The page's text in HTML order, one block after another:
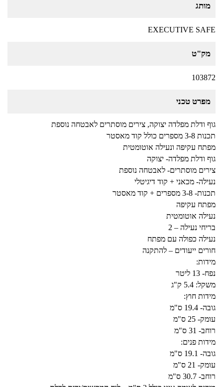
מותג
EXECUTIVE SAFE
מק"ט
103872
מפרט טכני
גוף ודלת מפלדה יצוקה, צירים מוסתרים לאבטחה נוספת
תכנות 3-8 מספרים כולל קוד מאסטר
מפתח עקיפה ונעילה אוטומטית
גוף ודלת מפלדה- יצוקה
צירים מוסתרים- לאבטחה נוספת
נעילה- מכאני + קוד דיגיטלי
תכנות- 3-8 מספרים + קוד מאסטר
מפתח עקיפה
נעילה אוטומטית
בריחי נעילה – 2
נעילה כפולה עם מפתח
חורים ייעודים – להתקנה
מידות:
נפח- 13 ליטר
משקל: 5.4 ק"ג
מידות חוץ:
גובה- 19.4 ס"מ
עומק- 25 ס"מ
רוחב- 31 ס"מ
מידות פנים:
גובה- 19.1 ס"מ
עומק- 21 ס"מ
רוחב- 30.7 ס"מ